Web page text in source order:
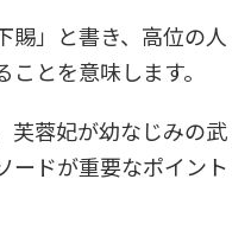
賜」と書き、高位の人
とを意味します。
芙蓉妃が幼なじみの武
ードが重要なポイント